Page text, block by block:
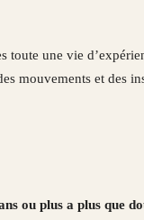
toute une vie
mouvements et des
ou plus a plus